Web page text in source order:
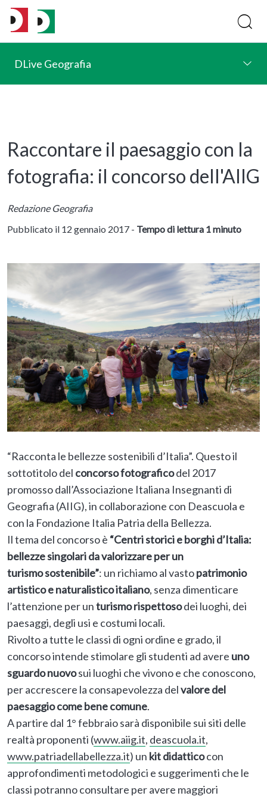
DLive Geografia
Raccontare il paesaggio con la
fotografia: il concorso dell'AIIG
Redazione Geografia
Pubblicato il 12 gennaio 2017 - Tempo di lettura 1 minuto
“Racconta le bellezze sostenibili d’Italia”. Questo il
sottotitolo del concorso fotograficodel 2017
promosso dall’Associazione Italiana Insegnanti di
Geografia (AIIG), in collaborazione con Deascuola e
con la Fondazione Italia Patria della Bellezza.
Il tema del concorso è “Centri storici e borghi d’Italia:
bellezze singolari da valorizzare per un
turismo sostenibile”: un richiamo al vastopatrimonio
artistico e naturalistico italiano, senza dimenticare
l’attenzione per unturismo rispettosodei luoghi, dei
paesaggi, degli usi e costumi locali.
Rivolto a tutte le classi di ogni ordine e grado, il
concorso intende stimolare gli studenti ad avere uno
sguardo nuovosui luoghi che vivono e che conoscono,
per accrescere la consapevolezza delvalore del
paesaggio come bene comune.
A partire dal 1° febbraio sarà disponibile sui siti delle
realtà proponenti (www.aiig.it, deascuola.it,
www.patriadellabellezza.it) un kit didatticocon
approfondimenti metodologici e suggerimenti che le
classi potranno consultare per avere maggiori